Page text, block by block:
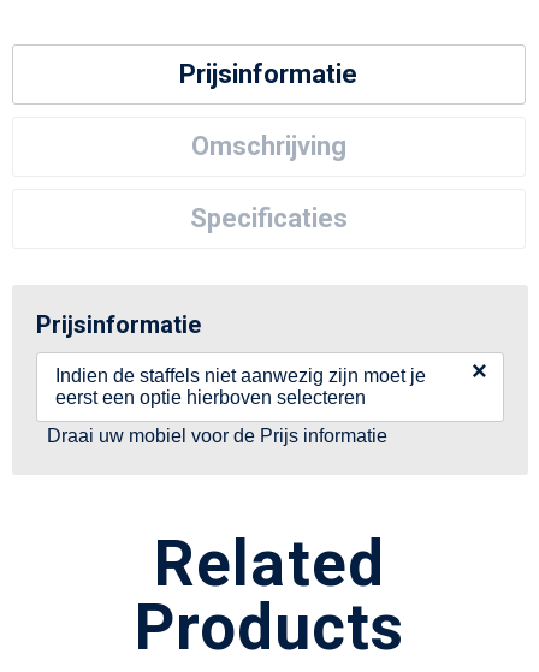
Prijsinformatie
Omschrijving
Specificaties
Prijsinformatie
Indien de staffels niet aanwezig zijn moet je
eerst een optie hierboven selecteren
×
Draai uw mobiel voor de Prijs informatie
Related
Products